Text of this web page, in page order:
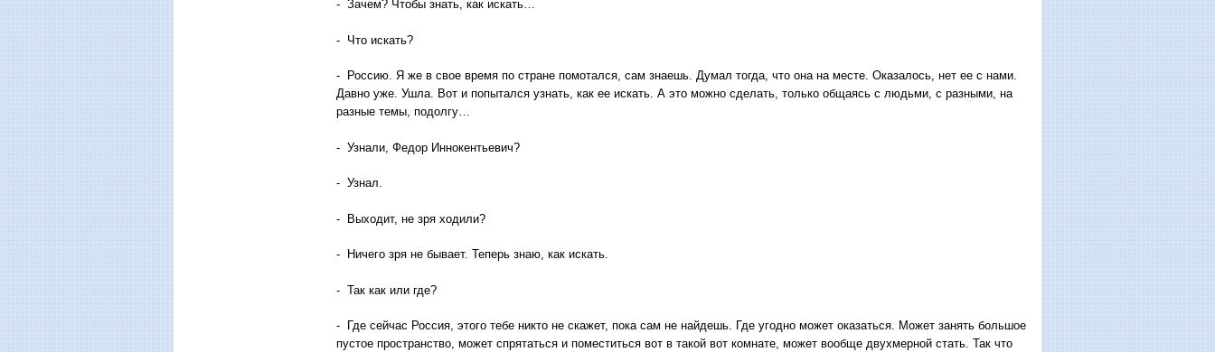
- Зачем? Чтобы знать, как искать…
- Что искать?
- Россию. Я же в свое время по стране помотался, сам знаешь. Думал тогда, что она на месте. Оказалось, нет ее с нами.
Давно уже. Ушла. Вот и попытался узнать, как ее искать. А это можно сделать, только общаясь с людьми, с разными, на
разные темы, подолгу…
- Узнали, Федор Иннокентьевич?
- Узнал.
- Выходит, не зря ходили?
- Ничего зря не бывает. Теперь знаю, как искать.
- Так как или где?
- Где сейчас Россия, этого тебе никто не скажет, пока сам не найдешь. Где угодно может оказаться. Может занять большое
пустое пространство, может спрятаться и поместиться вот в такой вот комнате, может вообще двухмерной стать. Так что